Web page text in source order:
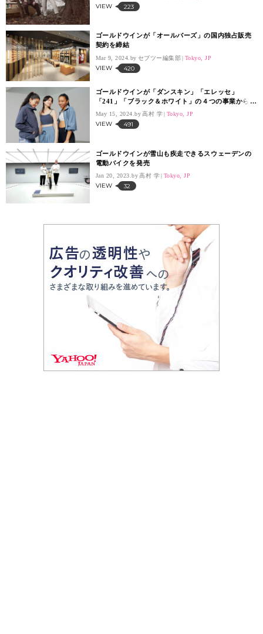
VIEW 223
ゴールドウインが「オールバーズ」の国内独占販売
契約を締結
Mar 9, 2024. セブツー編集部 Tokyo, JP
VIEW 420
ゴールドウインが「ダンスキン」「エレッセ」
「241」「ブラック＆ホワイト」の４つの事業から撤
退
May 15, 2024. 高村 学 Tokyo, JP
VIEW 491
ゴールドウインが雪山も疾走できるスウェーデンの
電動バイクを発売
Jan 20, 2023. 高村 学 Tokyo, JP
VIEW 32